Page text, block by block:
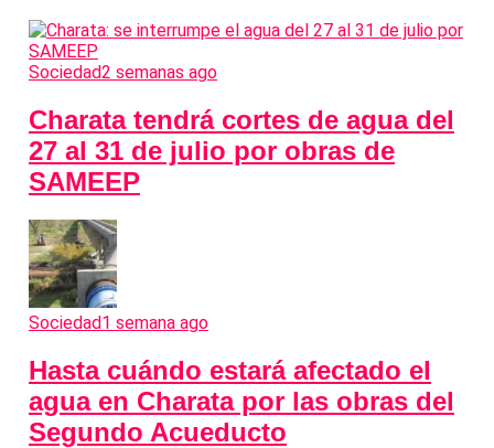
Sociedad2 semanas ago
Charata tendrá cortes de agua del
27 al 31 de julio por obras de
SAMEEP
Sociedad1 semana ago
Hasta cuándo estará afectado el
agua en Charata por las obras del
Segundo Acueducto